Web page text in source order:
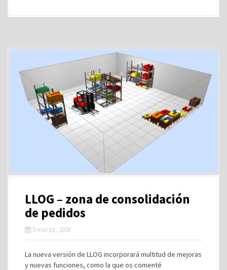
LLOG – zona de consolidación
de pedidos
5 marzo, 2026
La nueva versión de LLOG incorporará multitud de mejoras
y nuevas funciones, como la que os comenté